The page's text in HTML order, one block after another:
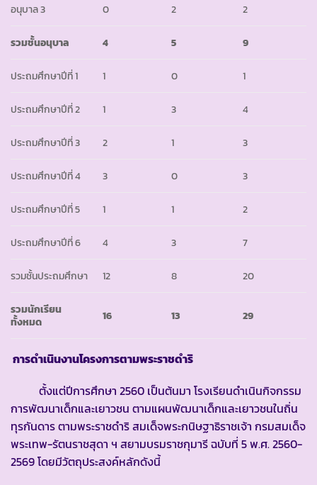
อนุบาล 3 0 2 2
รวมชั้นอนุบาล 4 5 9
ประถมศึกษาปีที่ 1 1 0 1
ประถมศึกษาปีที่ 2 1 3 4
ประถมศึกษาปีที่ 3 2 1 3
ประถมศึกษาปีที่ 4 3 0 3
ประถมศึกษาปีที่ 5 1 1 2
ประถมศึกษาปีที่ 6 4 3 7
รวมชั้นประถมศึกษา 12 8 20
รวมนักเรียน
ทั้งหมด
16 13 29
การดำเนินงานโครงการตามพระราชดำริ
ตั้งแต่ปีการศึกษา 2560 เป็นต้นมา โรงเรียนดำเนินกิจกรรม
การพัฒนาเด็กและเยาวชน ตามแผนพัฒนาเด็กและเยาวชนในถิ่น
ทุรกันดาร ตามพระราชดำริ สมเด็จพระกนิษฐาธิราชเจ้า กรมสมเด็จ
พระเทพ-รัตนราชสุดา ฯ สยามบรมราชกุมารี ฉบับที่ 5 พ.ศ. 2560-
2569 โดยมีวัตถุประสงค์หลักดังนี้